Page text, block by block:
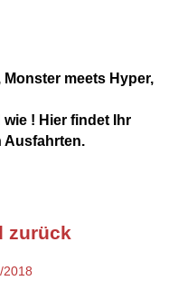
meets Hyper,
! Hier findet Ihr
zurück
2018